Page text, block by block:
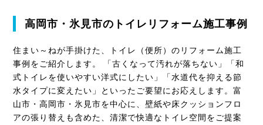
高岡市・氷見市のトイレリフォーム施工事例
住まい～ねが手掛けた、トイレ（便所）のリフォーム施工
事例をご紹介します。 「古くなって汚れが落ちない」「和
式トイレを使いやすい洋式にしたい」「水道代を抑える節
水タイプに変えたい」といったご要望にお応えします。富
山市・高岡市・氷見市を中心に、壁紙や床クッションフロ
アの張り替えも含めた、清潔で快適なトイレ空間をご提案